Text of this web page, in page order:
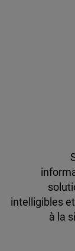
intelligibles
à la